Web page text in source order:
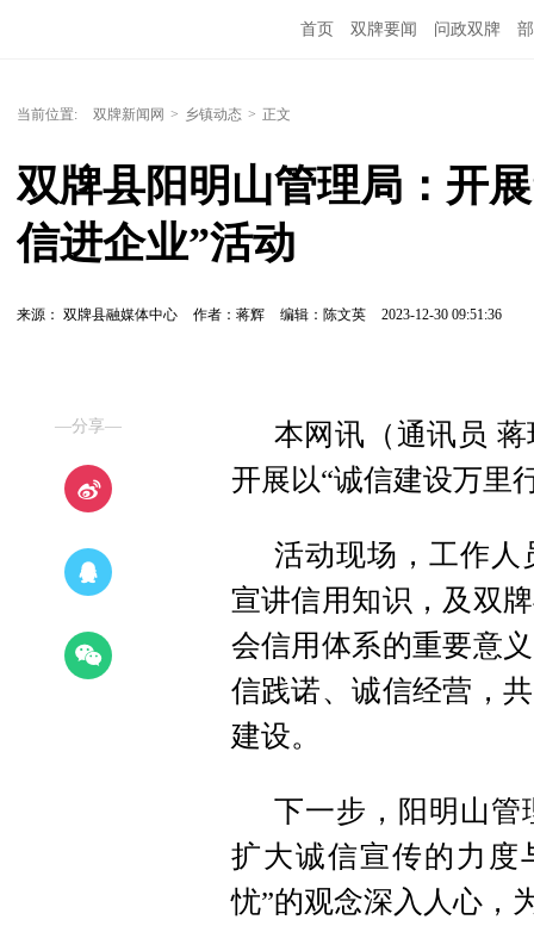
首页 双牌要闻 问政双牌
当前位置: 双牌新闻网 > 乡镇动态 > 正文
双牌县阳明山管理局：开
信进企业”活动
来源： 双牌县融媒体中心 作者：蒋辉 编辑：陈文英 2023-12-30 09:51:36
—分享—
本网讯（通讯员
开展以“诚信建设万里
活动现场，工作人
宣讲信用知识，及双
会信用体系的重要意
信践诺、诚信经营，
建设。
下一步，阳明山管
扩大诚信宣传的力度
忧”的观念深入人心，